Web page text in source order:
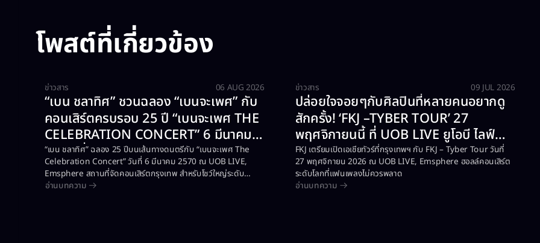
โพสต์ที่เกี่ยวข้อง​
ข่าวสาร 06 AUG 2026
“เบน ชลาทิศ” ชวนฉลอง “เบนจะเพศ” กับ
คอนเสิร์ตครบรอบ 25 ปี “เบนจะเพศ THE
CELEBRATION CONCERT” 6 มีนาคม
2570 ที่ UOB LIVE, EMSPHERE
“เบน ชลาทิศ” ฉลอง 25 ปีบนเส้นทางดนตรีกับ “เบนจะเพศ The
Celebration Concert” วันที่ 6 มีนาคม 2570 ณ UOB LIVE,
Emsphere สถานที่จัดคอนเสิร์ตกรุงเทพ สำหรับโชว์ใหญ่ระดับ
คุณภาพ
อ่านบทความ
ข่าวสาร 09 JUL 2026
ปล่อยใจจอยๆกับศิลปินที่หลายคนอยากดู
สักครั้ง! ‘FKJ –TYBER TOUR’ 27
พฤศจิกายนนี้ ที่ UOB LIVE ยูโอบี ไลฟ์
ฮอลล์คอนเสิร์ตกรุงเทพ ณ เอ็มสเฟียร์
FKJ เตรียมเปิดเอเชียทัวร์ที่กรุงเทพฯ กับ FKJ – Tyber Tour วันที่
27 พฤศจิกายน 2026 ณ UOB LIVE, Emsphere ฮอลล์คอนเสิร์ต
ระดับโลกที่แฟนเพลงไม่ควรพลาด
อ่านบทความ